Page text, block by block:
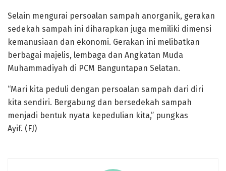
Selain mengurai persoalan sampah anorganik, gerakan
sedekah sampah ini diharapkan juga memiliki dimensi
kemanusiaan dan ekonomi. Gerakan ini melibatkan
berbagai majelis, lembaga dan Angkatan Muda
Muhammadiyah di PCM Banguntapan Selatan.
“Mari kita peduli dengan persoalan sampah dari diri
kita sendiri. Bergabung dan bersedekah sampah
menjadi bentuk nyata kepedulian kita,” pungkas
Ayif. (FJ)